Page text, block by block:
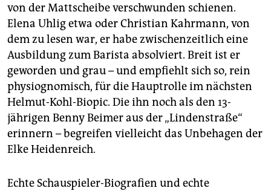
von der Mattscheibe verschwunden schienen.
Elena Uhlig etwa oder Christian Kahrmann, von
dem zu lesen war, er habe zwischenzeitlich eine
Ausbildung zum Barista absolviert. Breit ist er
geworden und grau – und empfiehlt sich so, rein
physiognomisch, für die Hauptrolle im nächsten
Helmut-Kohl-Biopic. Die ihn noch als den 13-
jährigen Benny Beimer aus der „Lindenstraße“
erinnern – begreifen vielleicht das Unbehagen der
Elke Heidenreich.
Echte Schauspieler-Biografien und echte